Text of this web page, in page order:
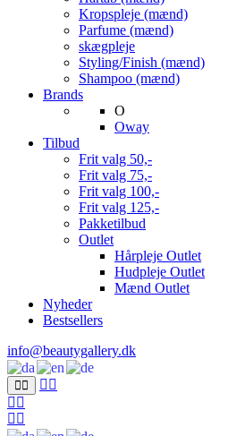
Kropspleje (mænd)
Parfume (mænd)
skægpleje
Styling/Finish (mænd)
Shampoo (mænd)
Brands
O
Oway
Tilbud
Frit valg 50,-
Frit valg 75,-
Frit valg 100,-
Frit valg 125,-
Pakketilbud
Outlet
Hårpleje Outlet
Hudpleje Outlet
Mænd Outlet
Nyheder
Bestsellers
info@beautygallery.dk